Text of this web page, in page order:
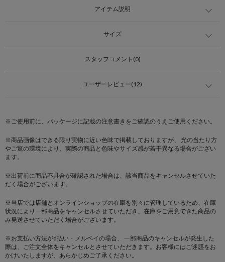
アイテム説明
サイズ
スタッフコメント(0)
ユーザーレビュー(12)
※ご使用前に、パッケージに記載の注意書きをご確認のうえご使用ください。
※商品画像はできる限り実物に近い色味で掲載しておりますが、 光の当たり方
やご覧の環境により、実際の商品と色味やサイズ感が若干異なる場合がござい
ます。
※出荷前に商品不具合が確認された場合は、該当商品をキャンセルさせていた
だく場合がございます。
※当店では店舗とオンラインショップの在庫を別々に管理しているため、在庫
状況により一部商品をキャンセルさせていただき、在庫をご用意できた商品の
み発送させていただく場合がございます。
※お支払い方法がd払い・メルペイの場合、 一部商品のキャンセルが発生した
際は、ご注文全体をキャンセルとさせていただきます。お客様にはご迷惑をお
かけいたしますが、あらかじめご了承ください。